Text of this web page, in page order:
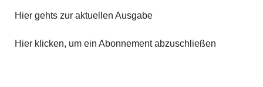
Hier gehts zur aktuellen Ausgabe
Hier klicken, um ein Abonnement abzuschließen